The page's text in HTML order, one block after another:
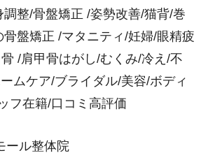
調整/骨盤矯正 /姿勢改善/猫背/巻
骨盤矯正 /マタニティ/妊婦/眼精疲
/肩甲骨はがし/むくみ/冷え/不
ムケア/ブライダル/美容/ボディ
フ在籍/口コミ高評価
ール整体院